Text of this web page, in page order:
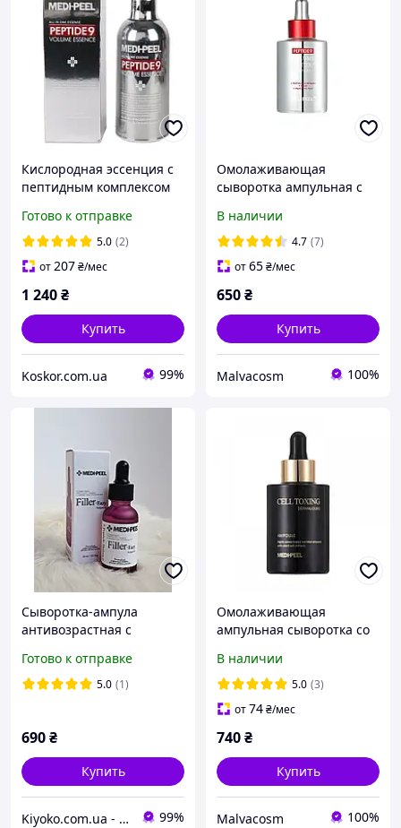
Кислородная эссенция с
пептидным комплексом
Volume Essence 100 мл
Готово к отправке
5.0 (2)
от207₴/мес
1 240₴
Купить
Koskor.com.ua 99%
Омолаживающая
сыворотка ампульная с
Peptide 9 Volume Biotox
Ampoule Pro 100 мл
В наличии
4.7 (7)
от65₴/мес
650₴
Купить
Malvacosm 100%
Сыворотка-ампула
антивозрастная с
Filler Ampoule 30 ml
Готово к отправке
5.0 (1)
690₴
Купить
Kiyoko.com.ua - магазин товаров из Японии и Южной Кореи. 99%
Омолаживающая
ампульная сыворотка со
Medi-Peel Cell Toxing
Dermajou Ampoule
В наличии
5.0 (3)
от74₴/мес
740₴
Купить
Malvacosm 100%